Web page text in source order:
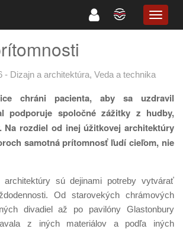
- Dizajn a architektúra, Veda a technika
chráni pacienta, aby sa uzdravil
podporuje spoločné zážitky z hudby,
Na rozdiel od inej úžitkovej architektúry
samotná prítomnosť ľudí cieľom, nie
architektúry sú dejinami potreby vytvárať
Od starovekých chrámových
divadiel až po pavilóny Glastonbury
z iných materiálov a po­dľa iných